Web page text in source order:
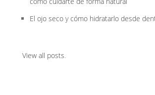
El ojo seco y cómo hidratarlo desde
View all posts.